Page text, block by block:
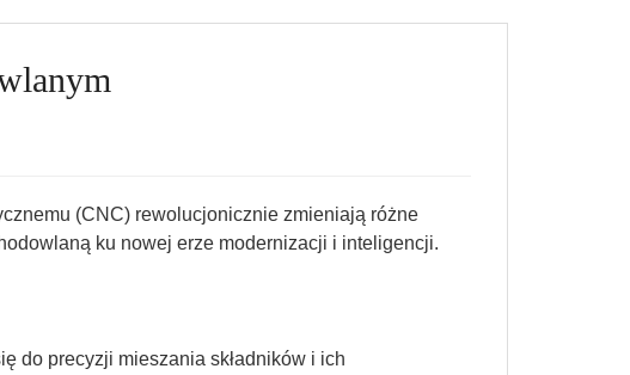
(CNC) rewolucjonicznie zmieniają różne
ku nowej erze modernizacji i inteligencji.
do precyzji mieszania składników i ich